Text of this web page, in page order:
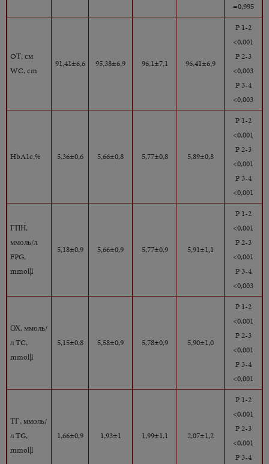
=0,995
OТ, см
WC, cm
91,41±6,6 95,38±6,9 96,1±7,1 96,41±6,9
P 1-2
<0,001
P 2-3
<0,003
P 3-4
<0,003
HbA1c,% 5,36±0,6 5,66±0,8 5,77±0,8 5,89±0,8
P 1-2
<0,001
P 2-3
<0,001
P 3-4
<0,001
ГПН,
ммоль/л
FPG,
mmol|l
5,18±0,9 5,66±0,9 5,77±0,9 5,91±1,1
P 1-2
<0,001
P 2-3
<0,001
P 3-4
<0,003
ОХ, ммоль/
л TC,
mmol|l
5,15±0,8 5,58±0,9 5,78±0,9 5,90±1,0
P 1-2
<0,001
P 2-3
<0,001
P 3-4
<0,001
ТГ, ммоль/
л TG,
mmol|l
1,66±0,9 1,93±1 1,99±1,1 2,07±1,2
P 1-2
<0,001
P 2-3
<0,001
P 3-4